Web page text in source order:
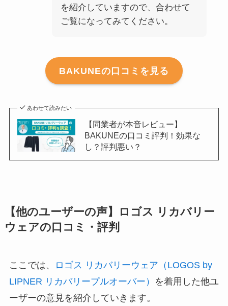
を紹介していますので、合わせて
ご覧になってみてください。
BAKUNEの口コミを見る
あわせて読みたい
【同業者が本音レビュー】
BAKUNEの口コミ評判！効果な
し？評判悪い？
【他のユーザーの声】ロゴス リカバリー
ウェアの口コミ・評判
ここでは、
ロゴス リカバリーウェア（LOGOS by
LIPNER リカバリープルオーバー）
を着用した他ユ
ーザーの意見を紹介していきます。